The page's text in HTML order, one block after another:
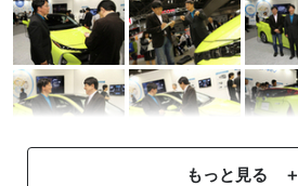
もっと見る ＋